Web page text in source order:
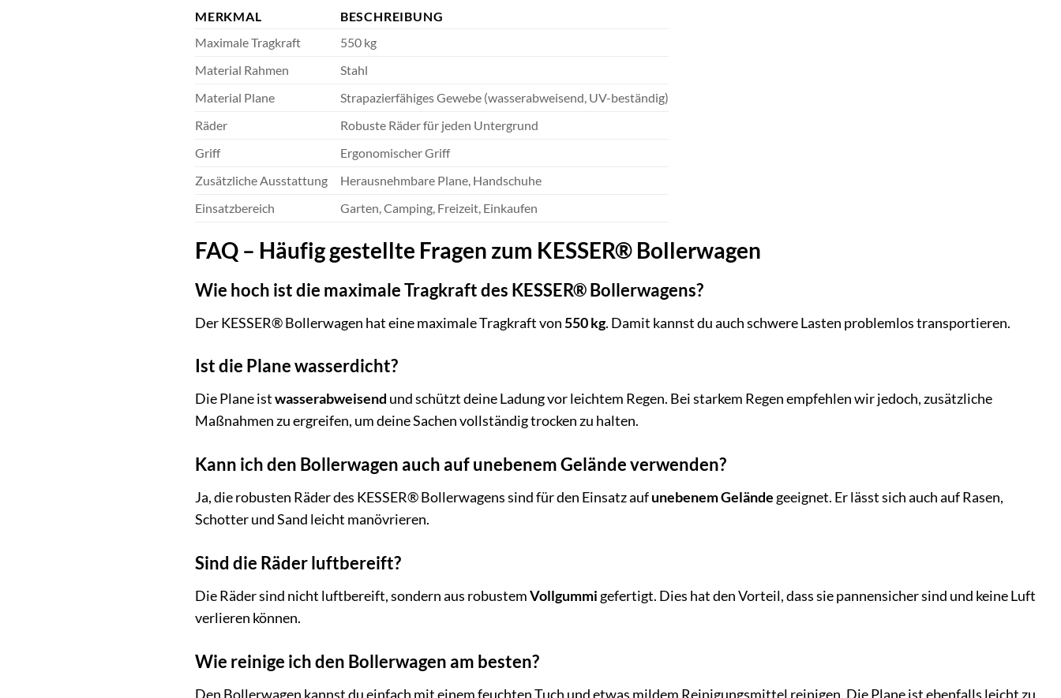
MERKMAL
BESCHREIBUNG
Maximale Tragkraft
550 kg
Material Rahmen
Stahl
Material Plane
Strapazierfähiges Gewebe (wasserabweisend, UV-beständig)
Räder
Robuste Räder für jeden Untergrund
Griff
Ergonomischer Griff
Zusätzliche Ausstattung
Herausnehmbare Plane, Handschuhe
Einsatzbereich
Garten, Camping, Freizeit, Einkaufen
FAQ – Häufig gestellte Fragen zum KESSER® Bollerwagen
Wie hoch ist die maximale Tragkraft des KESSER® Bollerwagens?
Der KESSER® Bollerwagen hat eine maximale Tragkraft von550 kg. Damit kannst du auch schwere Lasten problemlos transportieren.
Ist die Plane wasserdicht?
Die Plane istwasserabweisend und schützt deine Ladung vor leichtem Regen. Bei starkem Regen empfehlen wir jedoch, zusätzliche
Maßnahmen zu ergreifen, um deine Sachen vollständig trocken zu halten.
Kann ich den Bollerwagen auch auf unebenem Gelände verwenden?
Ja, die robusten Räder des KESSER® Bollerwagens sind für den Einsatz aufunebenem Geländegeeignet. Er lässt sich auch auf Rasen,
Schotter und Sand leicht manövrieren.
Sind die Räder luftbereift?
Die Räder sind nicht luftbereift, sondern aus robustemVollgummi gefertigt. Dies hat den Vorteil, dass sie pannensicher sind und keine Luft
verlieren können.
Wie reinige ich den Bollerwagen am besten?
Den Bollerwagen kannst du einfach mit einem feuchten Tuch und etwas mildem Reinigungsmittel reinigen. Die Plane ist ebenfalls leicht zu